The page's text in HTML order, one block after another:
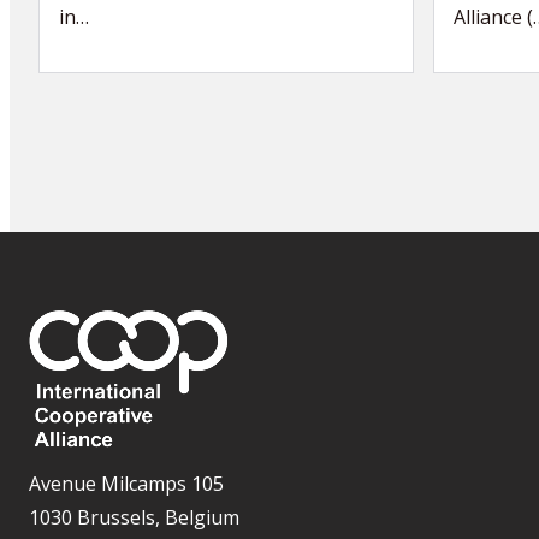
in…
Alliance
Avenue Milcamps 105
1030 Brussels, Belgium